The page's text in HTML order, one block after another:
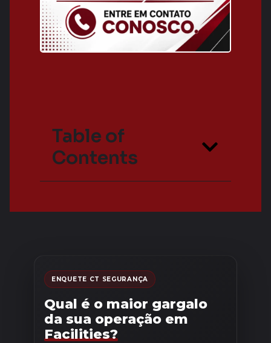
Table of
Contents
ENQUETE CT SEGURANÇA
Qual é o maior gargalo
da sua operação em
Facilities?